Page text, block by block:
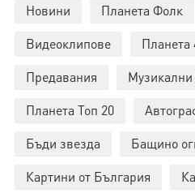
Новини Планета Фолк
Видеоклипове
Планета
Предавания
Планета Топ 20
Бъди звезда
Бащино
Картини от България